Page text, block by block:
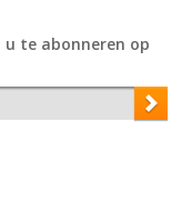
te abonneren op